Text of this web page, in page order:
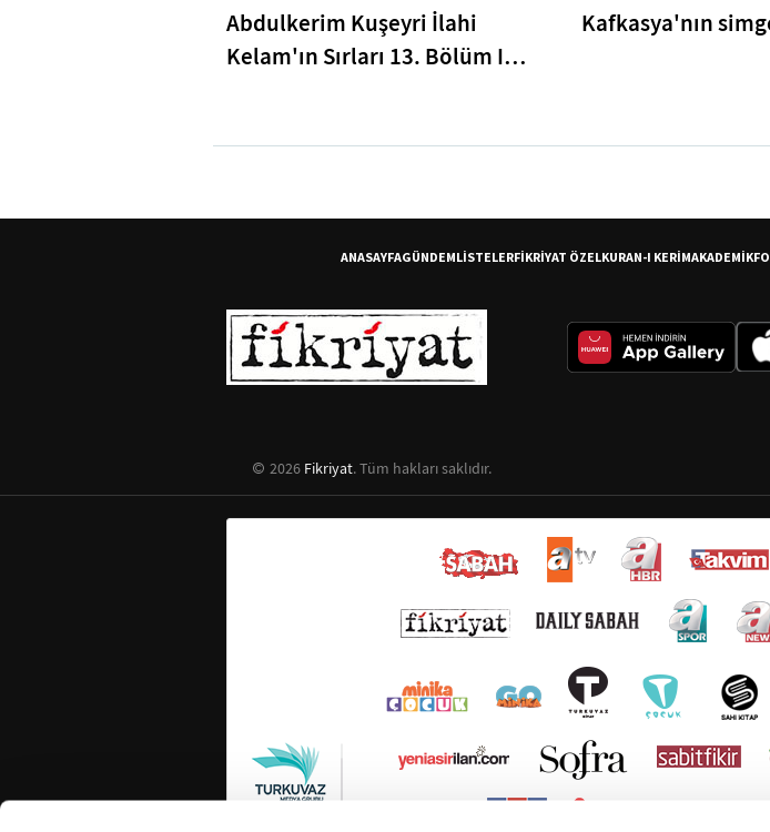
Abdulkerim Kuşeyri İlahi
Kelam'ın Sırları 13. Bölüm I
Kafkasya'nın
ANASAYFAGÜNDEMLİSTELERFİKRİYAT ÖZELKURAN-I KERİMAKADEMİK
2026 Fikriyat. Tüm hakları saklıdır.